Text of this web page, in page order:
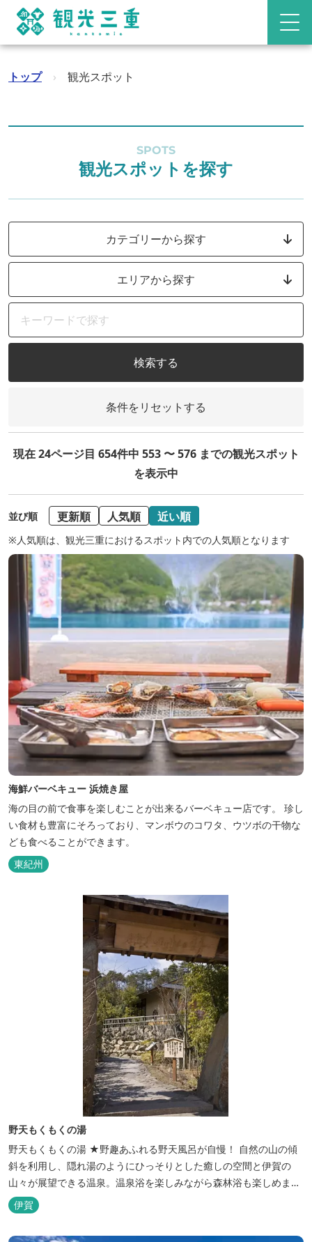
トップ › 観光スポット
SPOTS
観光スポットを探す
カテゴリーから探す
エリアから探す
検索する
条件をリセットする
現在 24ページ目 654件中 553 〜 576 までの観光スポット
を表示中
並び順 更新順 人気順 近い順
※人気順は、観光三重におけるスポット内での人気順となります
海鮮バーベキュー 浜焼き屋
海の目の前で食事を楽しむことが出来るバーベキュー店です。 珍し
い食材も豊富にそろっており、マンボウのコワタ、ウツボの干物な
ども食べることができます。
東紀州
野天もくもくの湯
野天もくもくの湯 ★野趣あふれる野天風呂が自慢！ 自然の山の傾
斜を利用し、隠れ湯のようにひっそりとした癒しの空間と伊賀の
山々が展望できる温泉。温泉浴を楽しみながら森林浴も楽しめま
す。一枚岩をくり貫いてつくった湯船もあり、風情ある空間が魅力
です。 ★源泉100％の野天風呂 源泉100％の野天風呂が2つあり、
38度のぬるめの湯と42度の熱めの湯があります。ぬるめの湯はじっ
伊賀